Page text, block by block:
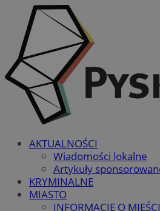
AKTUALNOŚCI
Wiadomości lokalne
Artykuły
KRYMINALNE
MIASTO
INFORMACJE O